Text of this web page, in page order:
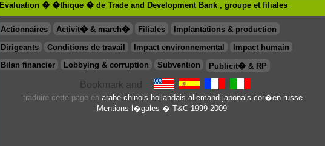
Evaluation � �thique � de Trade and Development Bank , groupe et filiales
Actionnaires Activit� & march� Filiales
Implantations & production
Dirigeants
Conditions de travail Impact environnemental
Impact humain
Bilan financier
Lobbying & corruption Subvention Publicit� & RP
traduire cette page en arabe chinois hollandais allemand japonais cor�en russe
Mentions l�gales � T&C 1999-2009